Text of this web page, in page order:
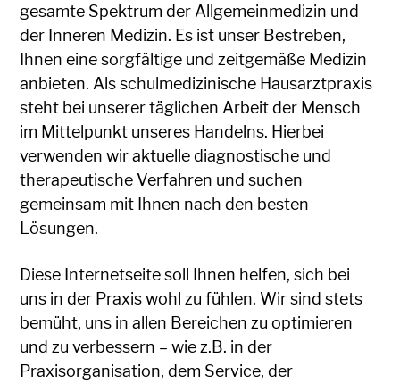
gesamte Spektrum der Allgemeinmedizin und
der Inneren Medizin. Es ist unser Bestreben,
Ihnen eine sorgfältige und zeitgemäße Medizin
anbieten. Als schulmedizinische Hausarztpraxis
steht bei unserer täglichen Arbeit der Mensch
im Mittelpunkt unseres Handelns. Hierbei
verwenden wir aktuelle diagnostische und
therapeutische Verfahren und suchen
gemeinsam mit Ihnen nach den besten
Lösungen.
Diese Internetseite soll Ihnen helfen, sich bei
uns in der Praxis wohl zu fühlen. Wir sind stets
bemüht, uns in allen Bereichen zu optimieren
und zu verbessern – wie z.B. in der
Praxisorganisation, dem Service, der